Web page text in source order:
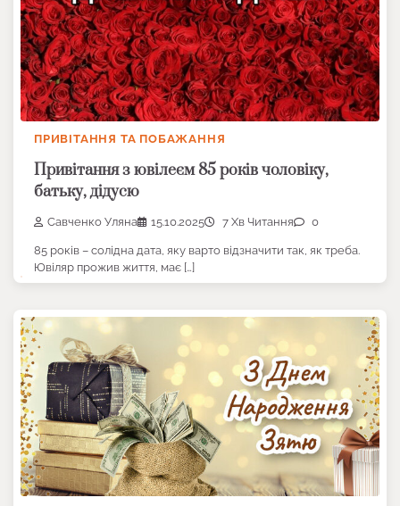
ПРИВІТАННЯ ТА ПОБАЖАННЯ
Привітання з ювілеєм 85 років чоловіку,
батьку, дідусю
Савченко Уляна 15.10.2025 7 Хв Читання 0
85 років – солідна дата, яку варто відзначити так, як треба.
Ювіляр прожив життя, має […]